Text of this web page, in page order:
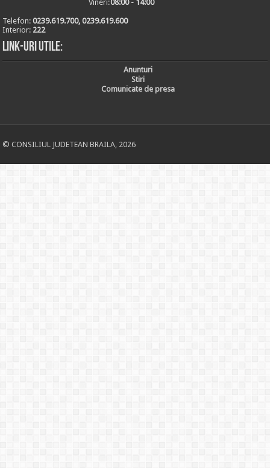
Vineri:08:00 - 14:00
Telefon:0239.619.700, 0239.619.600
Interior: 222
Link-uri utile:
Anunturi
Stiri
Comunicate de presa
© CONSILIUL JUDETEAN BRAILA, 2026